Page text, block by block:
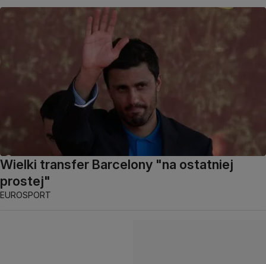
Wielki transfer Barcelony "na ostatniej
prostej"
EUROSPORT